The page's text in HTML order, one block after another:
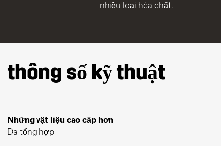
nhiều loại hóa chất.
thông số kỹ thuật
Những vật liệu cao cấp hơn
Da tổng hợp